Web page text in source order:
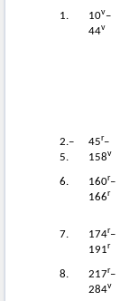
1. 10v–
44v
2.–
5.
45r–
158v
6. 160r–
166r
7. 174r–
191r
8. 217r–
284v